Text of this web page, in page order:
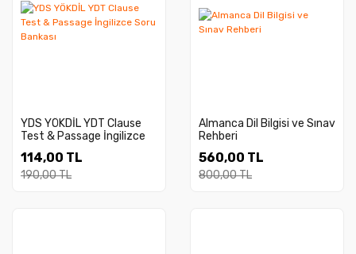
YDS YÖKDİL YDT Clause
Test & Passage İngilizce
114,00 TL
190,00 TL
Almanca Dil Bilgisi ve Sınav
Rehberi
560,00 TL
800,00 TL